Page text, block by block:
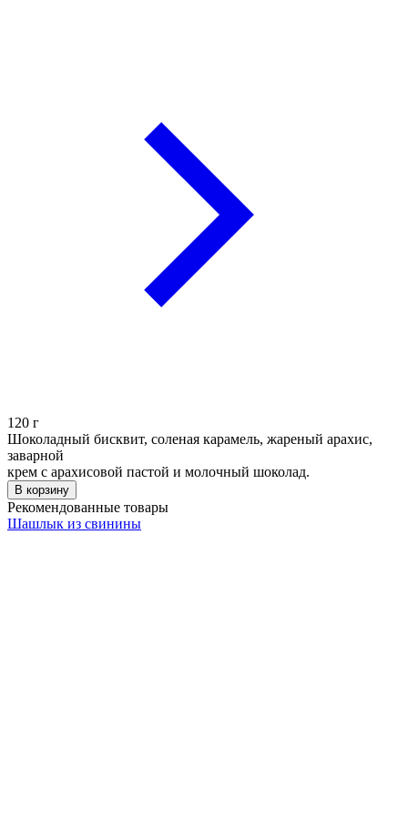
120 г
Шоколадный бисквит, соленая карамель, жареный арахис,
заварной
крем с арахисовой пастой и молочный шоколад.
В корзину
Рекомендованные товары
Шашлык из свинины